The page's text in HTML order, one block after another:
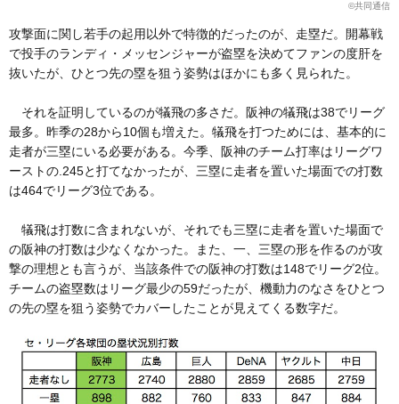
©︎共同通信
攻撃面に関し若手の起用以外で特徴的だったのが、走塁だ。開幕戦
で投手のランディ・メッセンジャーが盗塁を決めてファンの度肝を
抜いたが、ひとつ先の塁を狙う姿勢はほかにも多く見られた。
それを証明しているのが犠飛の多さだ。阪神の犠飛は38でリーグ
最多。昨季の28から10個も増えた。犠飛を打つためには、基本的に
走者が三塁にいる必要がある。今季、阪神のチーム打率はリーグワ
ーストの.245と打てなかったが、三塁に走者を置いた場面での打数
は464でリーグ3位である。
犠飛は打数に含まれないが、それでも三塁に走者を置いた場面で
の阪神の打数は少なくなかった。また、一、三塁の形を作るのが攻
撃の理想とも言うが、当該条件での阪神の打数は148でリーグ2位。
チームの盗塁数はリーグ最少の59だったが、機動力のなさをひとつ
の先の塁を狙う姿勢でカバーしたことが見えてくる数字だ。